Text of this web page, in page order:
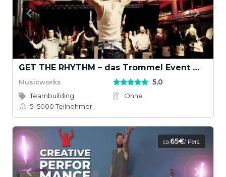
GET THE RHYTHM – das Trommel Event mit Groove
Musicworks 5,0
Teambuilding
Ohne
5–5000Teilnehmer
ca.65€/ Pers.